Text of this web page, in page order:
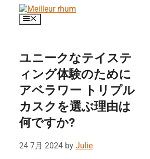
メ
ユニークなテイステ
ィング体験のために
アベラワー トリプル
カスクを選ぶ理由は
何ですか?
24 7月 2024 by Julie